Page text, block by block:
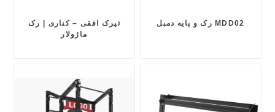
تیرک افقی – کناری | رک
ماژولار
رک و پایه دمبل MDD02